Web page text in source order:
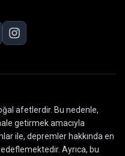
afetlerdir. Bu nedenle,
getirmek amacıyla
ile, depremler hakkında en
Ayrıca, bu